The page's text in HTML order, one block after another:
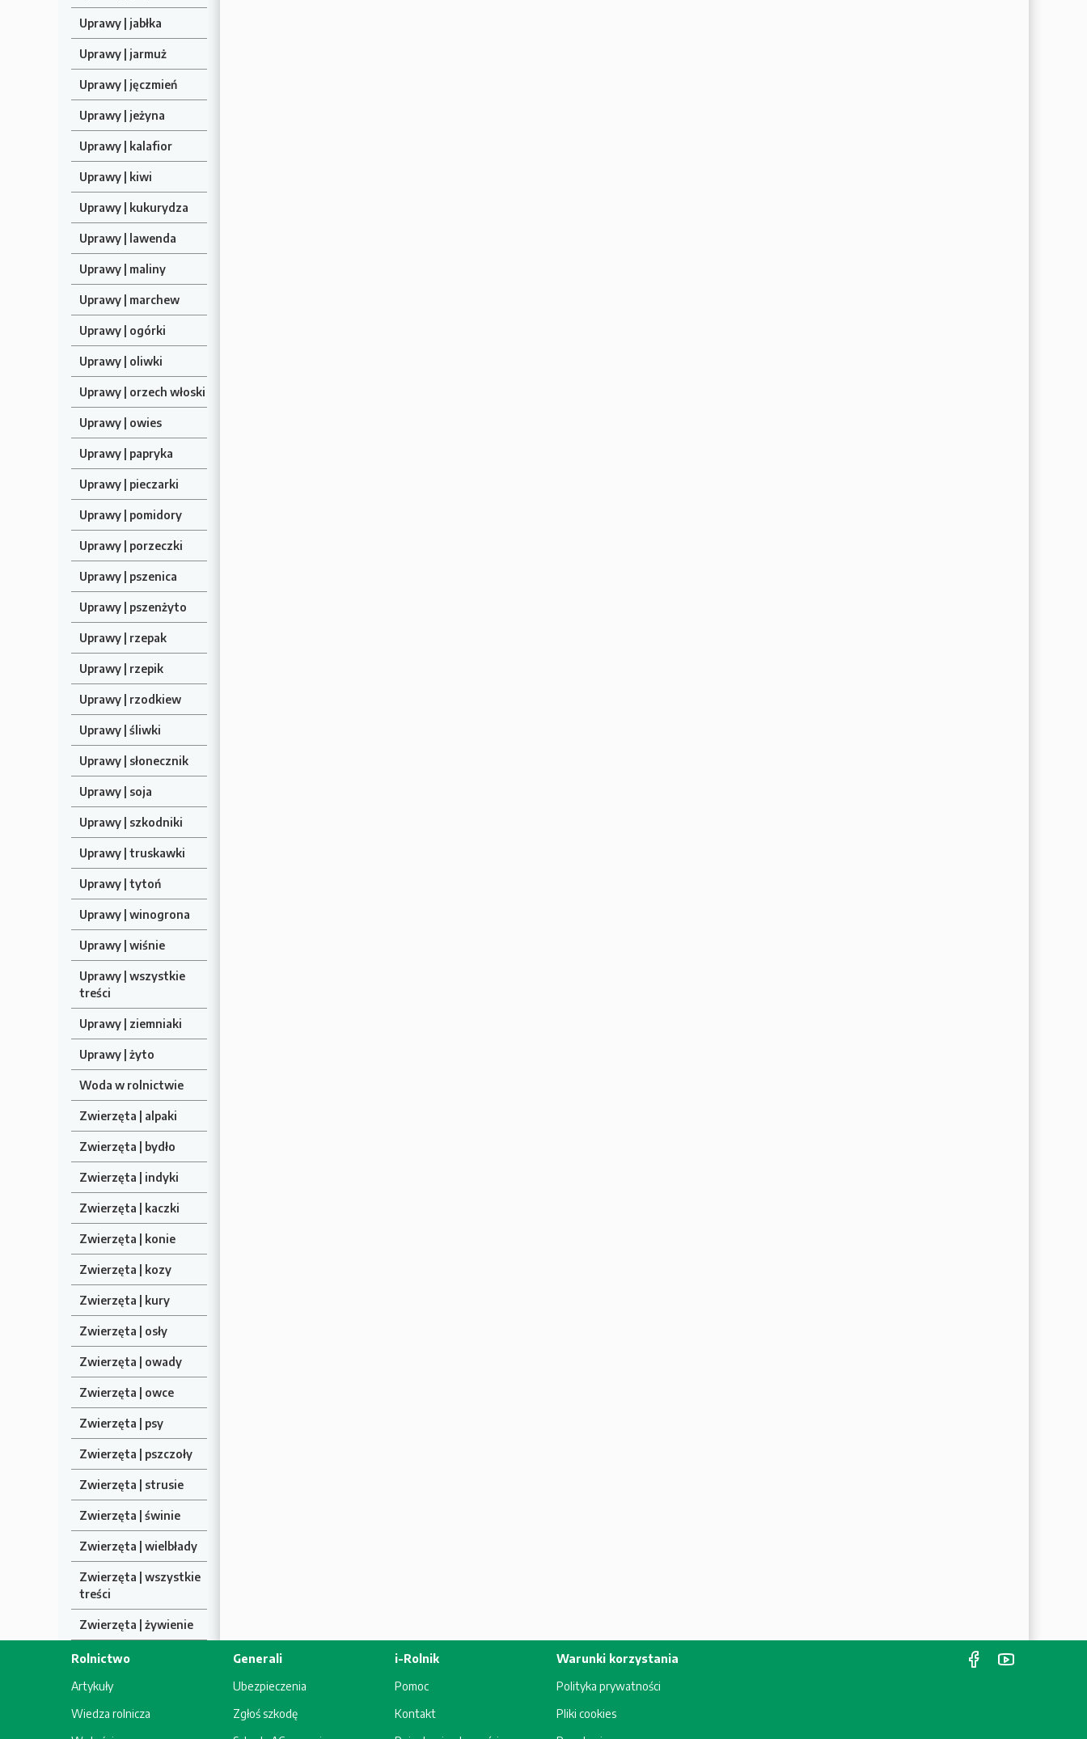
Uprawy | jabłka
Uprawy | jarmuż
Uprawy | jęczmień
Uprawy | jeżyna
Uprawy | kalafior
Uprawy | kiwi
Uprawy | kukurydza
Uprawy | lawenda
Uprawy | maliny
Uprawy | marchew
Uprawy | ogórki
Uprawy | oliwki
Uprawy | orzech włoski
Uprawy | owies
Uprawy | papryka
Uprawy | pieczarki
Uprawy | pomidory
Uprawy | porzeczki
Uprawy | pszenica
Uprawy | pszenżyto
Uprawy | rzepak
Uprawy | rzepik
Uprawy | rzodkiew
Uprawy | śliwki
Uprawy | słonecznik
Uprawy | soja
Uprawy | szkodniki
Uprawy | truskawki
Uprawy | tytoń
Uprawy | winogrona
Uprawy | wiśnie
Uprawy | wszystkie
treści
Uprawy | ziemniaki
Uprawy | żyto
Woda w rolnictwie
Zwierzęta | alpaki
Zwierzęta | bydło
Zwierzęta | indyki
Zwierzęta | kaczki
Zwierzęta | konie
Zwierzęta | kozy
Zwierzęta | kury
Zwierzęta | osły
Zwierzęta | owady
Zwierzęta | owce
Zwierzęta | psy
Zwierzęta | pszczoły
Zwierzęta | strusie
Zwierzęta | świnie
Zwierzęta | wielbłady
Zwierzęta | wszystkie
treści
Zwierzęta | żywienie
Rolnictwo
Artykuły
Wiedza rolnicza
Generali
Ubezpieczenia
Zgłoś szkodę
i-Rolnik
Pomoc
Kontakt
Warunki korzystania
Polityka prywatności
Pliki cookies